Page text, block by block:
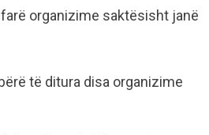
organizime saktësisht janë
të ditura disa organizime